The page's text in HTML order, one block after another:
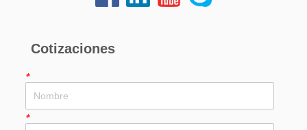
Cotizaciones
*
*